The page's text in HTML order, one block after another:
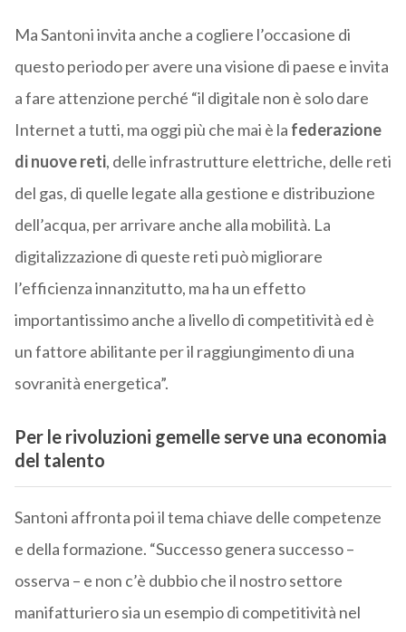
Ma Santoni invita anche a cogliere l’occasione di
questo periodo per avere una visione di paese e invita
a fare attenzione perché “il digitale non è solo dare
Internet a tutti, ma oggi più che mai è la federazione
di nuove reti, delle infrastrutture elettriche, delle reti
del gas, di quelle legate alla gestione e distribuzione
dell’acqua, per arrivare anche alla mobilità. La
digitalizzazione di queste reti può migliorare
l’efficienza innanzitutto, ma ha un effetto
importantissimo anche a livello di competitività ed è
un fattore abilitante per il raggiungimento di una
sovranità energetica”.
Per le rivoluzioni gemelle serve una economia
del talento
Santoni affronta poi il tema chiave delle competenze
e della formazione. “Successo genera successo –
osserva – e non c’è dubbio che il nostro settore
manifatturiero sia un esempio di competitività nel